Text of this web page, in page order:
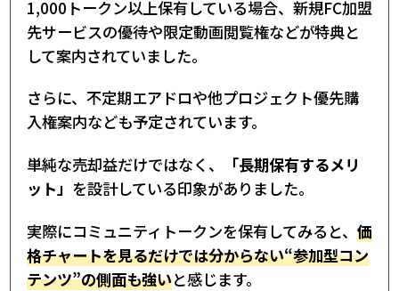
1,000トークン以上保有している場合、新規FC加盟
先サービスの優待や限定動画閲覧権などが特典と
して案内されていました。
さらに、不定期エアドロや他プロジェクト優先購
入権案内なども予定されています。
単純な売却益だけではなく、
「長期保有するメリ
ット」 を設計している印象がありました。
実際にコミュニティトークンを保有してみると、 価
格チャートを見るだけでは分からない“参加型コン
テンツ”の側面も強いと感じます。